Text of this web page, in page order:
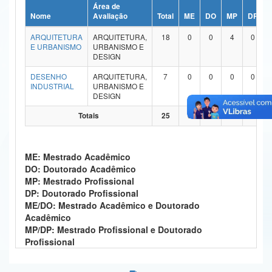
Ministério da Ciência, Tecnologia, Inovações e Comunicações
Ministério do Meio Ambiente
Ministério do Desenvolvimento Regional
Controladoria-Geral da União
Secretaria-Geral
Secretaria de Governo
Gabinete de Segurança Institucional
Advocacia-Geral da União
Nome
Área de
Avaliação
Total ME DO MP DP
ARQUITETURA
E URBANISMO
ARQUITETURA,
URBANISMO E
DESIGN
18 0 0 4 0
DESENHO
INDUSTRIAL
ARQUITETURA,
URBANISMO E
DESIGN
7 0 0 0 0
Totais 25 0 0 4 0
ME: Mestrado Acadêmico
DO: Doutorado Acadêmico
MP: Mestrado Profissional
DP: Doutorado Profissional
ME/DO: Mestrado Acadêmico e Doutorado
Acadêmico
MP/DP: Mestrado Profissional e Doutorado
Profissional